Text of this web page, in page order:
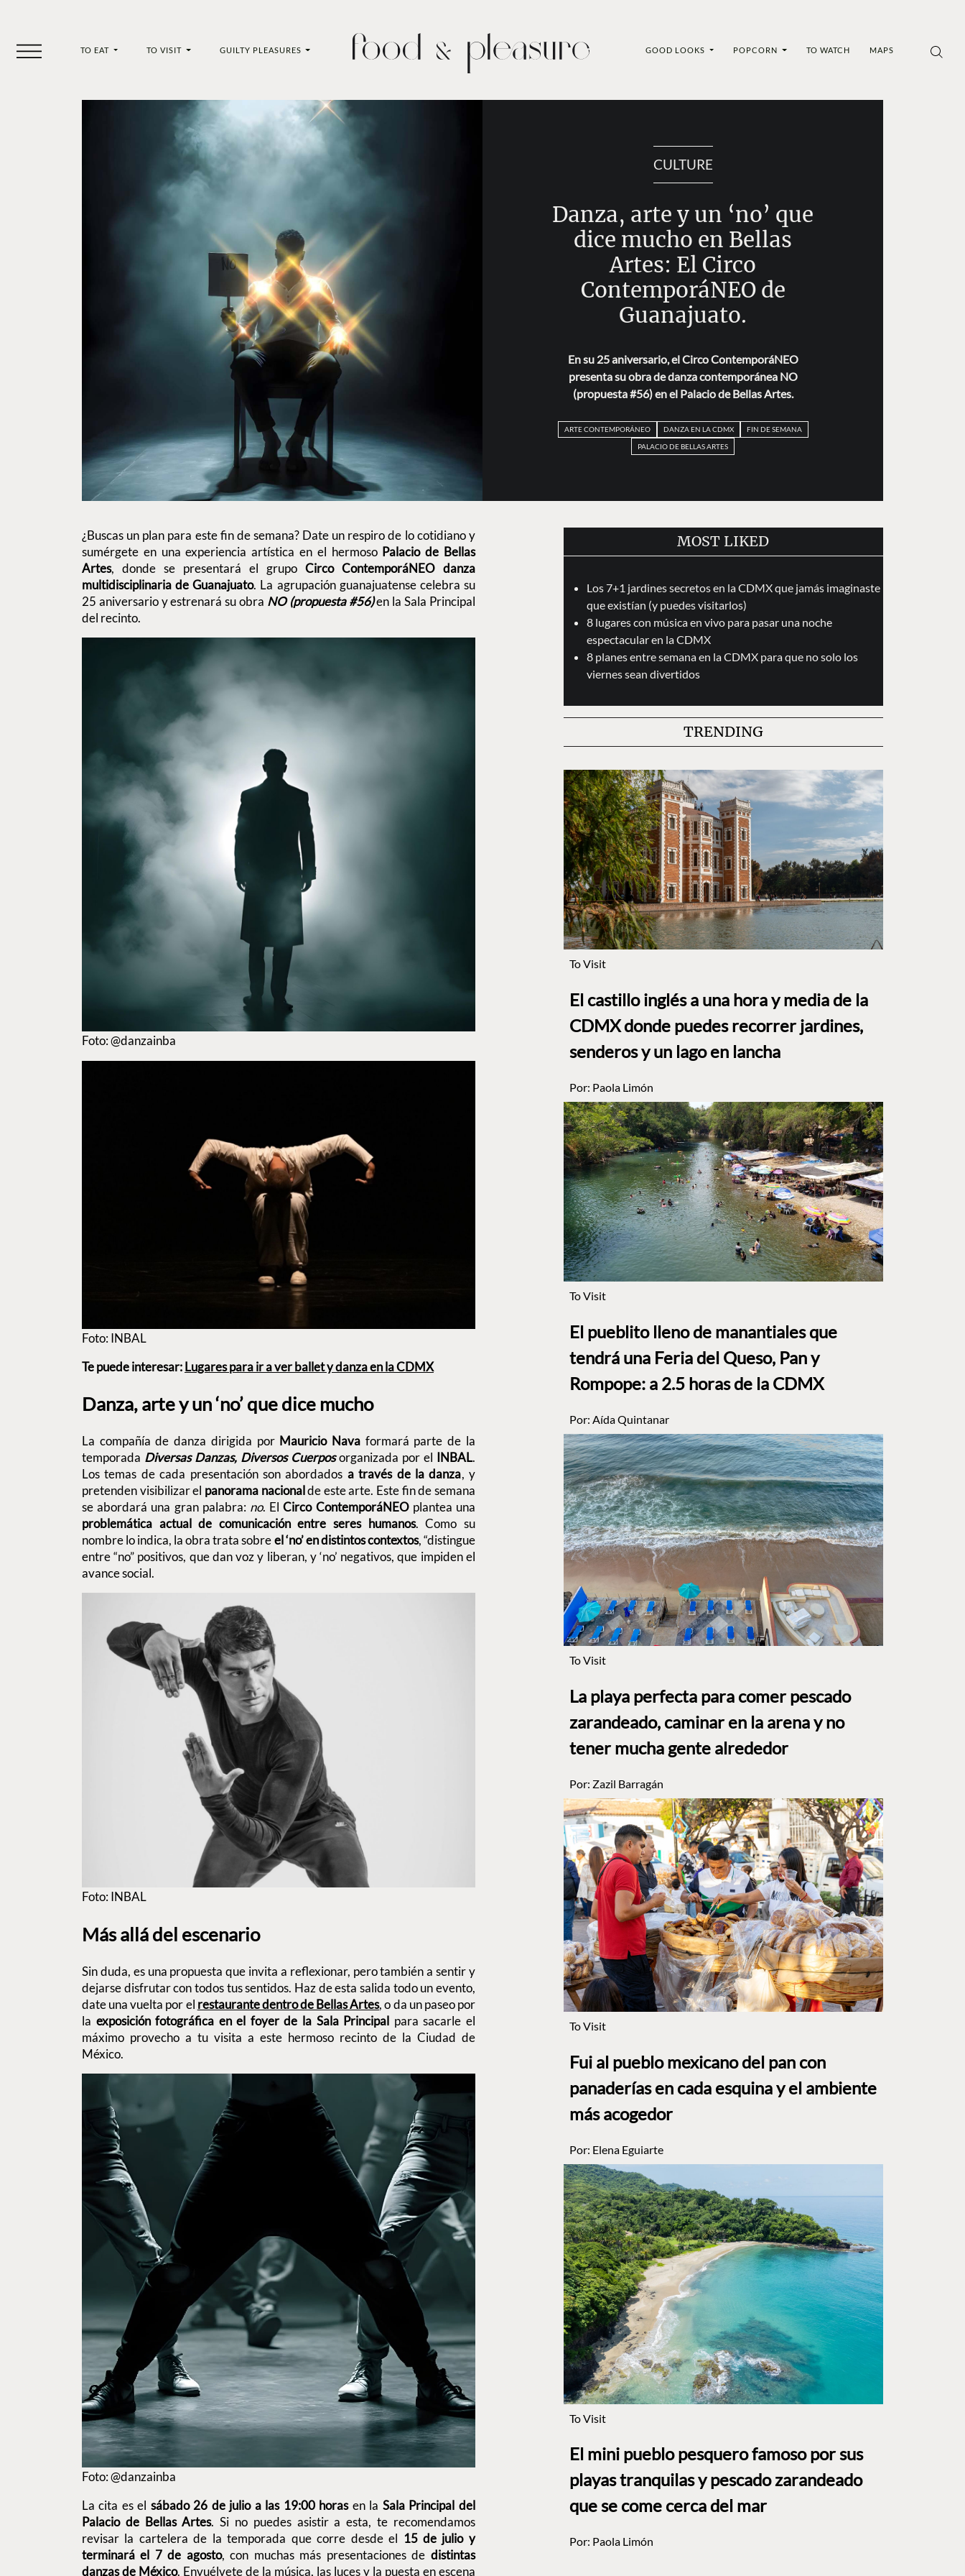
TO EAT TO VISIT GUILTY PLEASURES GOOD LOOKS POPCORN TO WATCH MAPS
CULTURE
Danza, arte y un ‘no’ que
dice mucho en Bellas
Artes: El Circo
ContemporáNEO de
Guanajuato.
En su 25 aniversario, el Circo ContemporáNEO
presenta su obra de danza contemporánea NO
(propuesta #56) en el Palacio de Bellas Artes.
ARTE CONTEMPORÁNEO DANZA EN LA CDMX
FIN DE SEMANA
PALACIO DE BELLAS ARTES
¿Buscas un plan para este fin de semana? Date un respiro de lo cotidiano y
sumérgete en una experiencia artística en el hermoso Palacio de Bellas
Artes, donde se presentará el grupo Circo ContemporáNEO danza
multidisciplinaria de Guanajuato. La agrupación guanajuatense celebra su
25 aniversario y estrenará su obra NO (propuesta #56)en la Sala Principal
del recinto.
Foto: @danzainba
Foto: INBAL
Te puede interesar:Lugares para ir a ver ballet y danza en la CDMX
Danza, arte y un ‘no’ que dice mucho
La compañía de danza dirigida por Mauricio Nava formará parte de la
temporada Diversas Danzas, Diversos Cuerpos organizada por el INBAL.
Los temas de cada presentación son abordados a través de la danza, y
pretenden visibilizar el panorama nacionalde este arte. Este fin de semana
se abordará una gran palabra: no. ElCirco ContemporáNEOplantea una
problemática actual de comunicación entre seres humanos. Como su
nombre lo indica, la obra trata sobreel ‘no’ en distintos contextos, “distingue
entre “no” positivos, que dan voz y liberan, y ‘no’ negativos, que impiden el
avance social.
Foto: INBAL
Más allá del escenario
Sin duda, es una propuesta que invita a reflexionar, pero también a sentir y
dejarse disfrutar con todos tus sentidos. Haz de esta salida todo un evento,
date una vuelta por el restaurante dentro de Bellas Artes, o da un paseo por
la exposición fotográfica en el foyer de la Sala Principal para sacarle el
máximo provecho a tu visita a este hermoso recinto de la Ciudad de
México.
Foto: @danzainba
La cita es el sábado 26 de julio a las 19:00 horasen la Sala Principal del
Palacio de Bellas Artes. Si no puedes asistir a esta, te recomendamos
revisar la cartelera de la temporada que corre desde el 15 de julio y
terminará el 7 de agosto, con muchas más presentaciones de distintas
danzas de México. Envuélvete de la música, las luces y la puesta en escena
MOST LIKED
Los 7+1 jardines secretos en la CDMX que jamás imaginaste
que existían (y puedes visitarlos)
8 lugares con música en vivo para pasar una noche
espectacular en la CDMX
8 planes entre semana en la CDMX para que no solo los
viernes sean divertidos
TRENDING
To Visit
El castillo inglés a una hora y media de la
CDMX donde puedes recorrer jardines,
senderos y un lago en lancha
Por: Paola Limón
To Visit
El pueblito lleno de manantiales que
tendrá una Feria del Queso, Pan y
Rompope: a 2.5 horas de la CDMX
Por: Aída Quintanar
To Visit
La playa perfecta para comer pescado
zarandeado, caminar en la arena y no
tener mucha gente alrededor
Por: Zazil Barragán
To Visit
Fui al pueblo mexicano del pan con
panaderías en cada esquina y el ambiente
más acogedor
Por: Elena Eguiarte
To Visit
El mini pueblo pesquero famoso por sus
playas tranquilas y pescado zarandeado
que se come cerca del mar
Por: Paola Limón